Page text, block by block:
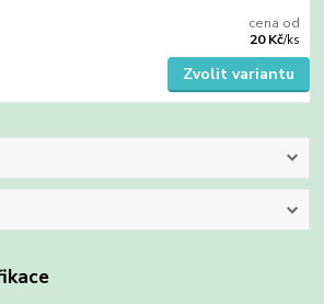
cena od
20 Kč/ks
Zvolit variantu